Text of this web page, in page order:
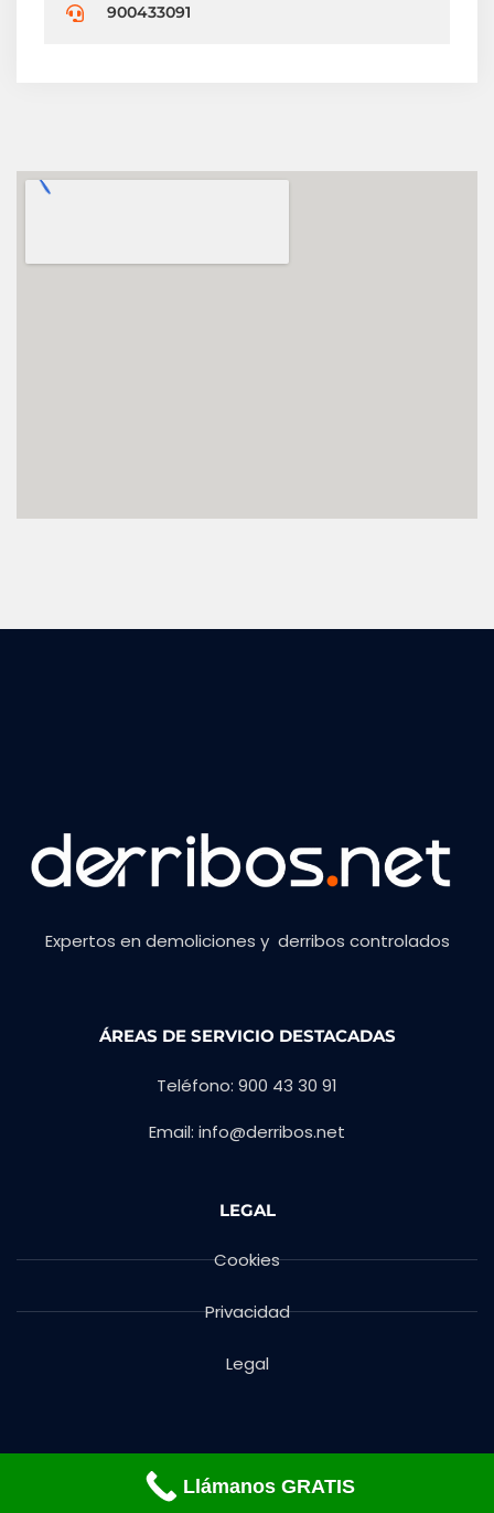
900433091
Expertos en demoliciones y derribos controlados
ÁREAS DE SERVICIO DESTACADAS
Teléfono: 900 43 30 91
Email: info@derribos.net
LEGAL
Cookies
Privacidad
Legal
Llámanos GRATIS